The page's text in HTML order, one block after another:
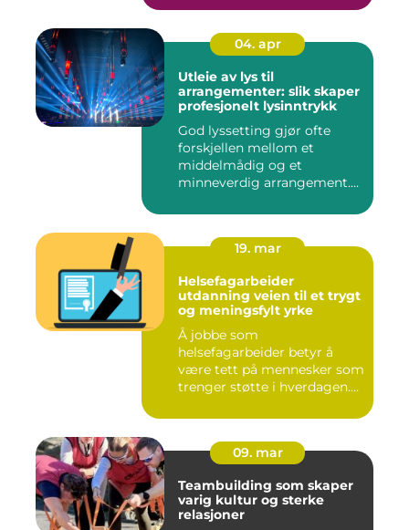
04. apr
Utleie av lys til
arrangementer: slik skaper
profesjonelt lysinntrykk
God lyssetting gjør ofte
forskjellen mellom et
middelmådig og et
minneverdig arrangement.
19. mar
Helsefagarbeider
utdanning veien til et trygt
og meningsfylt yrke
Å jobbe som
helsefagarbeider betyr å
være tett på mennesker som
trenger støtte i hverdagen.
09. mar
Teambuilding som skaper
varig kultur og sterke
relasjoner